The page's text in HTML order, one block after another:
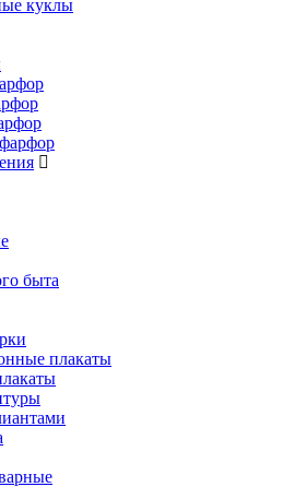
куклы
быта
плакаты